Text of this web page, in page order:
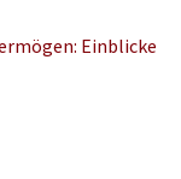
Einblicke